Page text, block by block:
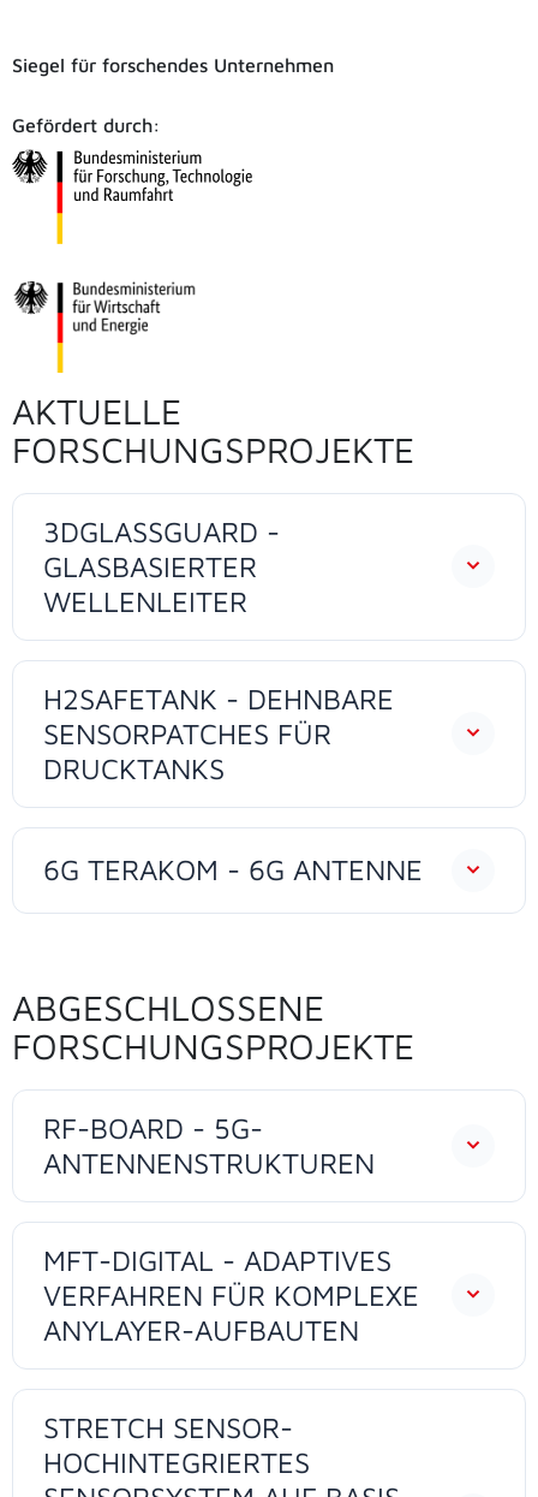
Siegel für forschendes Unternehmen
Gefördert durch:
AKTUELLE
FORSCHUNGSPROJEKTE
3DGLASSGUARD -
GLASBASIERTER
WELLENLEITER
H2SAFETANK - DEHNBARE
SENSORPATCHES FÜR
DRUCKTANKS
6G TERAKOM - 6G ANTENNE
ABGESCHLOSSENE
FORSCHUNGSPROJEKTE
RF-BOARD - 5G-
ANTENNENSTRUKTUREN
MFT-DIGITAL - ADAPTIVES
VERFAHREN FÜR KOMPLEXE
ANYLAYER-AUFBAUTEN
STRETCH SENSOR-
HOCHINTEGRIERTES